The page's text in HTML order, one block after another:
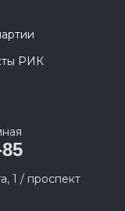
РИК
1 / проспект